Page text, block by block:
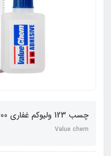
چسب 123 ولیوکم غفاری 400 میل
Value chem